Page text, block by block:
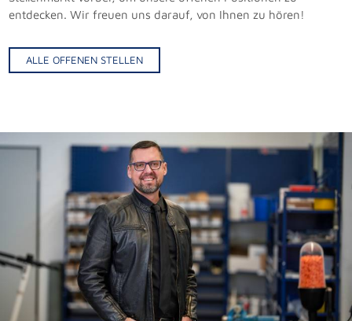
entdecken. Wir freuen uns darauf, von Ihnen zu hören!
ALLE OFFENEN STELLEN